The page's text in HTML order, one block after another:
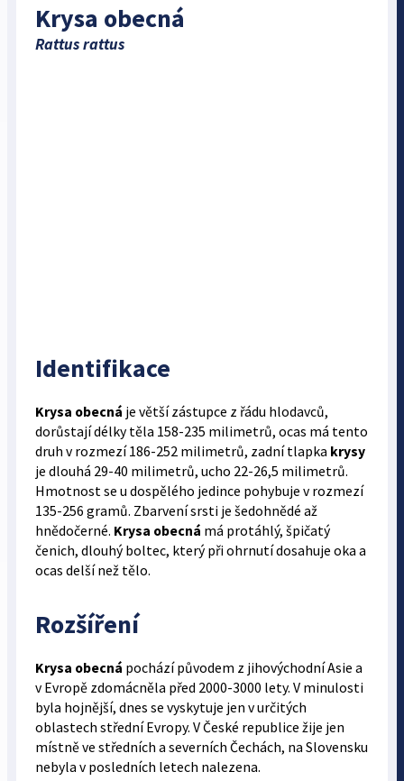
Krysa obecná
Rattus rattus
Identifikace
Krysa obecná je větší zástupce z řádu hlodavců,
dorůstají délky těla 158-235 milimetrů, ocas má tento
druh v rozmezí 186-252 milimetrů, zadní tlapka krysy
je dlouhá 29-40 milimetrů, ucho 22-26,5 milimetrů.
Hmotnost se u dospělého jedince pohybuje v rozmezí
135-256 gramů. Zbarvení srsti je šedohnědé až
hnědočerné. Krysa obecná má protáhlý, špičatý
čenich, dlouhý boltec, který při ohrnutí dosahuje oka a
ocas delší než tělo.
Rozšíření
Krysa obecná pochází původem z jihovýchodní Asie a
v Evropě zdomácněla před 2000-3000 lety. V minulosti
byla hojnější, dnes se vyskytuje jen v určitých
oblastech střední Evropy. V České republice žije jen
místně ve středních a severních Čechách, na Slovensku
nebyla v posledních letech nalezena.